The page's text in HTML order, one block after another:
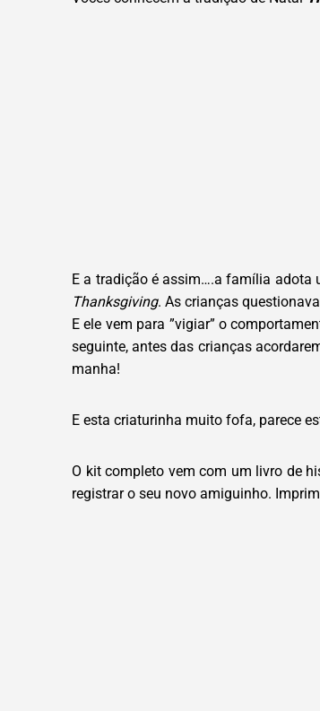
E a tradição é assim….a família adota
Thanksgiving. As crianças
E ele vem para ”vigiar” o
seguinte, antes das crianças
manha!
E esta criaturinha muito fofa, parece
O kit completo vem com um livro de
registrar o seu novo amiguinho.